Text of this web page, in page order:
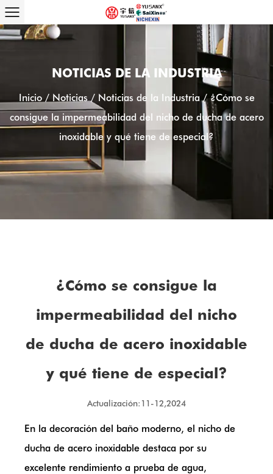
NOTICIAS DE LA INDUSTRIA
Inicio/ Noticias/ Noticias de la Industria/¿Cómo se
consigue la impermeabilidad del nicho de ducha de acero
inoxidable y qué tiene de especial?
¿Cómo se consigue la
impermeabilidad del nicho
de ducha de acero inoxidable
y qué tiene de especial?
Actualización:11-12,2024
En la decoración del baño moderno, el nicho de
ducha de acero inoxidable destaca por su
excelente rendimiento a prueba de agua,